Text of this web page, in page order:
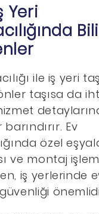
Yeri
ile iş yeri
taşısa da
barındırır. Ev
özel
ve montaj
iş yerlerinde